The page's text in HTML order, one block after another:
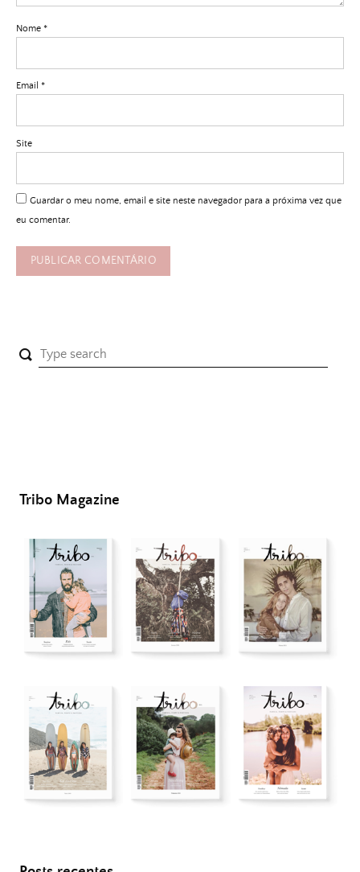
Nome *
Email *
Site
Guardar o meu nome, email e site neste navegador para a próxima vez que
eu comentar.
Tribo Magazine